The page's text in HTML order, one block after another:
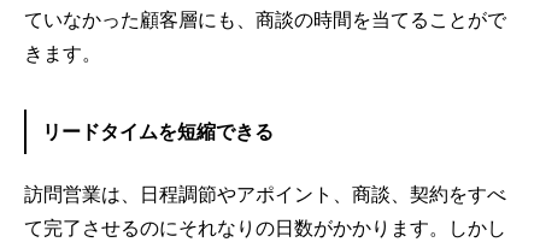
ていなかった顧客層にも、商談の時間を当てることがで
きます。
リードタイムを短縮できる
訪問営業は、日程調節やアポイント、商談、契約をすべ
て完了させるのにそれなりの日数がかかります。しかし